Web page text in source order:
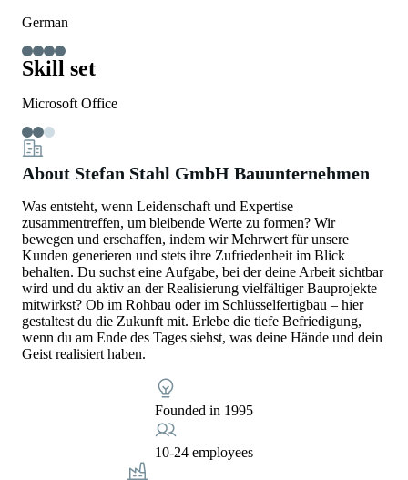
German
Skill set
Microsoft Office
About Stefan Stahl GmbH Bauunternehmen
Was entsteht, wenn Leidenschaft und Expertise
zusammentreffen, um bleibende Werte zu formen? Wir
bewegen und erschaffen, indem wir Mehrwert für unsere
Kunden generieren und stets ihre Zufriedenheit im Blick
behalten. Du suchst eine Aufgabe, bei der deine Arbeit sichtbar
wird und du aktiv an der Realisierung vielfältiger Bauprojekte
mitwirkst? Ob im Rohbau oder im Schlüsselfertigbau – hier
gestaltest du die Zukunft mit. Erlebe die tiefe Befriedigung,
wenn du am Ende des Tages siehst, was deine Hände und dein
Geist realisiert haben.
Founded in 1995
10-24 employees